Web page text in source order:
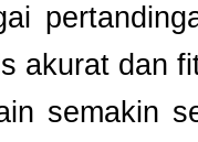
akurat dan
semakin